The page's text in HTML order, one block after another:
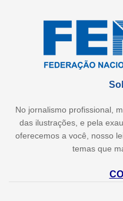
No jornalismo profissional,
das ilustrações, e pela
oferecemos a você, nosso
temas que